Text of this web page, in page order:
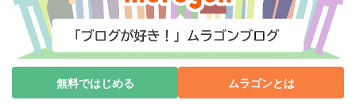
無料ではじめる ムラゴンとは